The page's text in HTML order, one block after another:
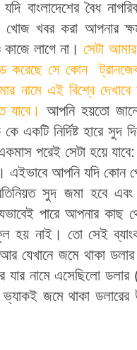
বাংলাদেশের বৈধ
খোজ খবর করা আপনার
লাগে না।সেটা
করেছে সে কোন
নামে এই বিশ্বে
যাবে। আপনি হয়তো
কে একটি নির্দিষ্ট হারে
পরেই সেটা হয়ে
এইভাবে আপনি যদি কোন
সুদ জমা হবে এবং
পারে আপনার কাছ
হয় নাই। তো সেই
আর যেখানে জমে থাকা
যার নামে এসেছিলো
জমে থাকা